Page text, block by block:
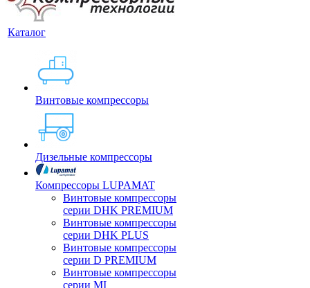
Каталог
Винтовые компрессоры
Дизельные компрессоры
Компрессоры LUPAMAT
Винтовые компрессоры
серии DHK PREMIUM
Винтовые компрессоры
серии DHK PLUS
Винтовые компрессоры
серии D PREMIUM
Винтовые компрессоры
серии MI